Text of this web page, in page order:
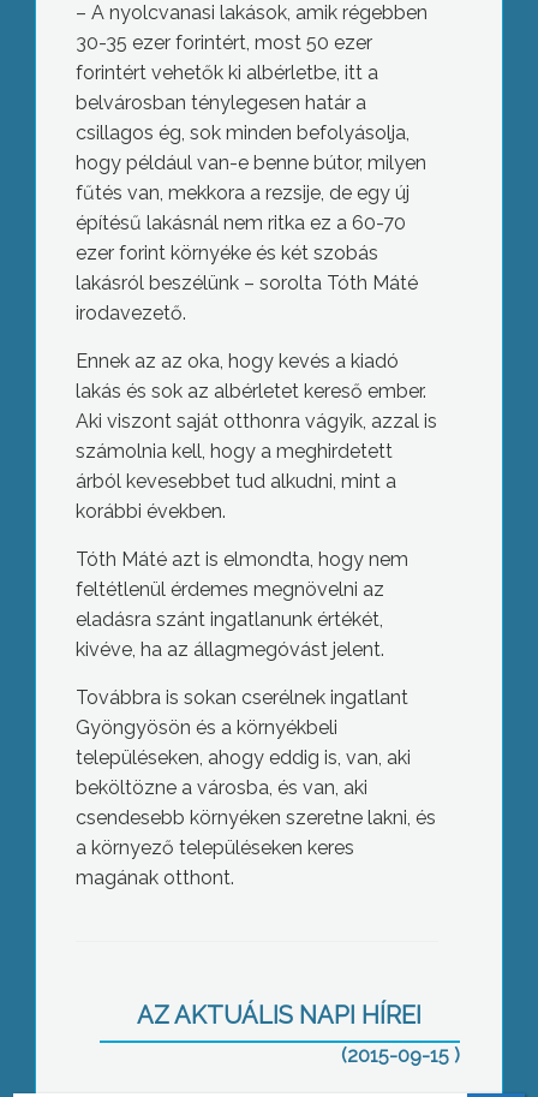
– A nyolcvanasi lakások, amik régebben
30-35 ezer forintért, most 50 ezer
forintért vehetők ki albérletbe, itt a
belvárosban ténylegesen határ a
csillagos ég, sok minden befolyásolja,
hogy például van-e benne bútor, milyen
fűtés van, mekkora a rezsije, de egy új
építésű lakásnál nem ritka ez a 60-70
ezer forint környéke és két szobás
lakásról beszélünk – sorolta Tóth Máté
irodavezető.
Ennek az az oka, hogy kevés a kiadó
lakás és sok az albérletet kereső ember.
Aki viszont saját otthonra vágyik, azzal is
számolnia kell, hogy a meghirdetett
árból kevesebbet tud alkudni, mint a
korábbi években.
Tóth Máté azt is elmondta, hogy nem
feltétlenül érdemes megnövelni az
eladásra szánt ingatlanunk értékét,
kivéve, ha az állagmegóvást jelent.
Továbbra is sokan cserélnek ingatlant
Gyöngyösön és a környékbeli
településeken, ahogy eddig is, van, aki
beköltözne a városba, és van, aki
csendesebb környéken szeretne lakni, és
a környező településeken keres
magának otthont.
AZ AKTUÁLIS NAPI HÍREI
(2015-09-15 )